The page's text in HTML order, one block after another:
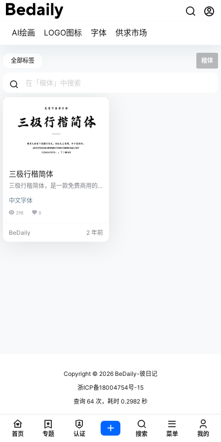
AI绘画 LOGO图标 字体 供求市场
全部标签 楷体
三极行楷简体
三极行楷简体，是一款免费商用的
洒写意，遒劲有力，大气隆重。适
用于国潮经典、传统节日的主题排
字。
中文字体
298 0
BeDaily 2 年前
Copyright © 2026 BeDaily-彼日记
浙ICP备18004754号-15
查询 64 次，耗时 0.2982 秒
首页 专题 认证 搜索 菜单 我的